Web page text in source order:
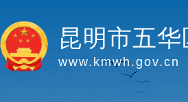
昆明市五
www.kmwh.gov.cn